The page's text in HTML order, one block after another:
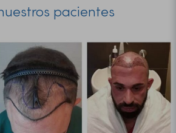
pacientes